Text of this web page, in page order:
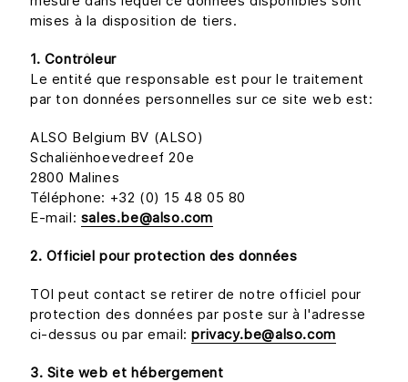
mises à la disposition de tiers.
1. Contrôleur
Le entité que responsable est pour le traitement
par ton données personnelles sur ce site web est:
ALSO Belgium BV (ALSO)
Schaliënhoevedreef 20e
2800 Malines
Téléphone: +32 (0) 15 48 05 80
E-mail: sales.be@also.com
2. Officiel pour protection des données
TOI peut contact se retirer de notre officiel pour
protection des données par poste sur à l'adresse
ci-dessus ou par email:privacy.be@also.com
3. Site web et hébergement